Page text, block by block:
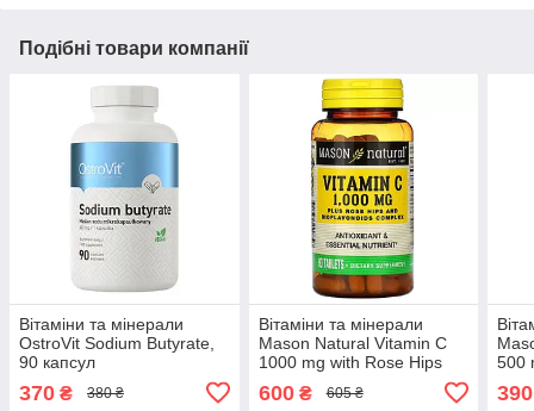
Подібні товари компанії
Вітаміни та мінерали
OstroVit Sodium Butyrate,
90 капсул
370 ₴ 380 ₴
Вітаміни та мінерали
Mason Natural Vitamin C
1000 mg with Rose Hips
and Bioflavonoids Complex,
90 таблеток
600₴ 605 ₴
500
390